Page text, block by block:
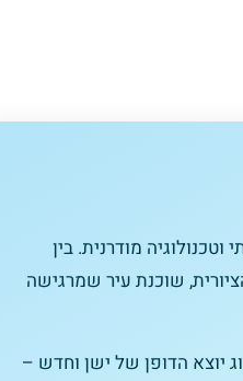
מודרנית. בין
שוכנת עיר שמרגישה
יוצא הדופן של ישן וחדש –